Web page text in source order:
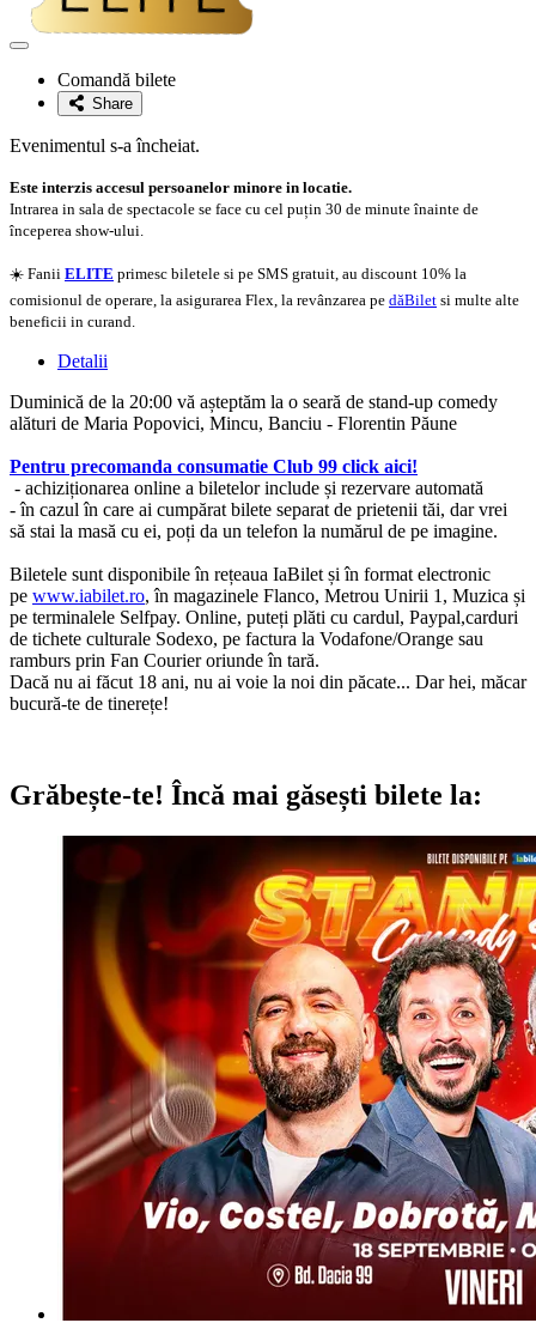
Adaugă
favoriteComandă bilete
Share
Evenimentul s-a încheiat.
Este interzis accesul persoanelor minore in locatie.
Intrarea in sala de spectacole se face cu cel puțin 30 de minute înainte de
începerea show-ului.
☀️ Fanii ELITE primesc biletele si pe SMS gratuit, au discount 10% la
comisionul de operare, la asigurarea Flex, la revânzarea pe dăBilet si multe alte
beneficii in curand.
Detalii
Duminică de la 20:00 vă așteptăm la o seară de stand-up comedy
alături de Maria Popovici, Mincu, Banciu - Florentin Păune
Pentru precomanda consumatie Club 99 click aici!
- achiziționarea online a biletelor include și rezervare automată
- în cazul în care ai cumpărat bilete separat de prietenii tăi, dar vrei
să stai la masă cu ei, poți da un telefon la numărul de pe imagine.
Biletele sunt disponibile în rețeaua IaBilet și în format electronic
pe www.iabilet.ro, în magazinele Flanco, Metrou Unirii 1, Muzica și
pe terminalele Selfpay. Online, puteți plăti cu cardul, Paypal,carduri
de tichete culturale Sodexo, pe factura la Vodafone/Orange sau
ramburs prin Fan Courier oriunde în tară.
Dacă nu ai făcut 18 ani, nu ai voie la noi din păcate... Dar hei, măcar
bucură-te de tinerețe!
Grăbește-te! Încă mai găsești bilete la: